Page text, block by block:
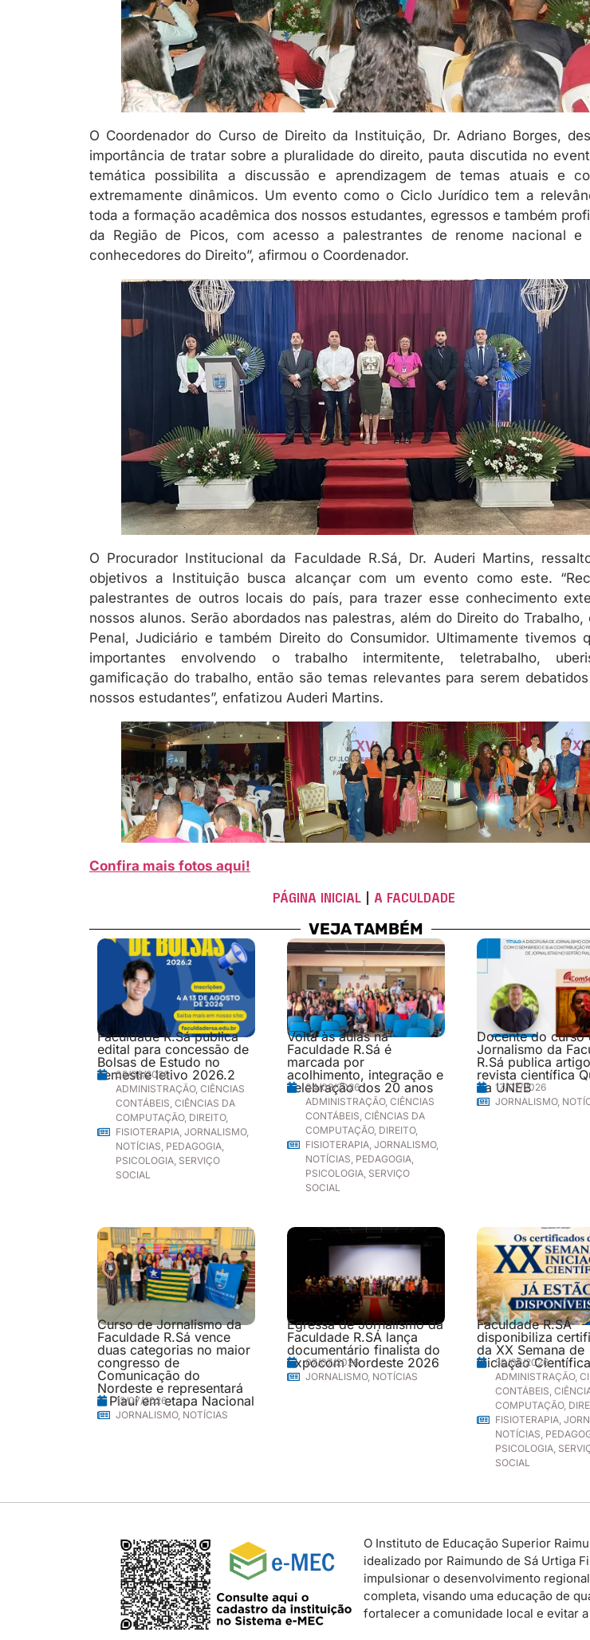
O Coordenador do Curso de Direito da Instituição, Dr. Adriano Borges,
importância de tratar sobre a pluralidade do direito, pauta discutida no
temática possibilita a discussão e aprendizagem de temas atuais e
extremamente dinâmicos. Um evento como o Ciclo Jurídico tem a
toda a formação acadêmica dos nossos estudantes, egressos e também
da Região de Picos, com acesso a palestrantes de renome nacional e
conhecedores do Direito”, afirmou o Coordenador.
O Procurador Institucional da Faculdade R.Sá, Dr. Auderi Martins,
objetivos a Instituição busca alcançar com um evento como este.
palestrantes de outros locais do país, para trazer esse conhecimento
nossos alunos. Serão abordados nas palestras, além do Direito do Trabalho,
Penal, Judiciário e também Direito do Consumidor. Ultimamente tivemos
importantes envolvendo o trabalho intermitente, teletrabalho,
gamificação do trabalho, então são temas relevantes para serem
nossos estudantes”, enfatizou Auderi Martins.
Confira mais fotos aqui!
PÁGINA INICIAL| A FACULDADE
VEJA TAMBÉM
Faculdade R.Sá publica
edital para concessão de
Bolsas de Estudo no
semestre letivo 2026.2
05/08/2026
ADMINISTRAÇÃO, CIÊNCIAS
CONTÁBEIS CIÊNCIAS DA
COMPUTAÇÃO, DIREITO,
FISIOTERAPIA JORNALISMO,
NOTÍCIAS PEDAGOGIA
PSICOLOGIA SERVIÇO
SOCIAL
Volta às aulas na
Faculdade R.Sá é
marcada por
acolhimento, integração e
celebração dos 20 anos
04/08/2026
ADMINISTRAÇÃO, CIÊNCIAS
CONTÁBEIS CIÊNCIAS DA
COMPUTAÇÃO, DIREITO,
FISIOTERAPIA, JORNALISMO,
NOTÍCIAS PEDAGOGIA,
PSICOLOGIA, SERVIÇO
SOCIAL
Docente do curso
Jornalismo da
R.Sá publica
revista científica
da UNEB
17/07/2026
JORNALISMO,
Curso de Jornalismo da
Faculdade R.Sá vence
duas categorias no maior
congresso de
Comunicação do
Nordeste e representará
o Piauí em etapa Nacional
13/07/2026
JORNALISMO, NOTÍCIAS
Egressa de Jornalismo da
Faculdade R.SÁ lança
documentário finalista do
Expocom Nordeste 2026
07/07/2026
JORNALISMO, NOTÍCIAS
Faculdade R.SÁ
disponibiliza
da XX Semana de
Iniciação Científica
30/06/2026
ADMINISTRAÇÃO,
CONTÁBEIS,
COMPUTAÇÃO,
FISIOTERAPIA,
NOTÍCIAS,
PSICOLOGIA,
SOCIAL
O Instituto de Educação Superior
idealizado por Raimundo de Sá Urtiga
impulsionar o desenvolvimento
completa, visando uma educação de
fortalecer a comunidade local e evitar